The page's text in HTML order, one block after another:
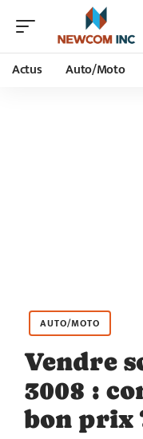
Actus Auto/Moto
AUTO/MOTO
Vendre
3008 :
bon prix